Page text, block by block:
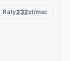
Raty232zł/msc